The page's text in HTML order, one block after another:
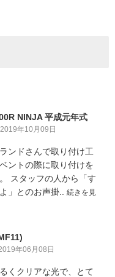
NINJA 平成元年式
2019年10月09日
ンドさんで取り付け工
ントの際に取り付けを
スタッフの人から「す
」とのお声掛.. 続きを見
年06月08日
くクリアな光で、とて